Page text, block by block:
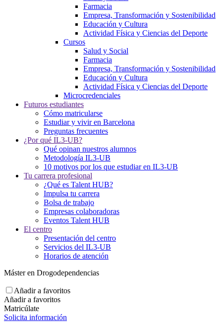
Farmacia
Empresa, Transformación y Sostenibilidad
Educación y Cultura
Actividad Física y Ciencias del Deporte
Cursos
Salud y Social
Farmacia
Empresa, Transformación y Sostenibilidad
Educación y Cultura
Actividad Física y Ciencias del Deporte
Microcredenciales
Futuros estudiantes
Cómo matricularse
Estudiar y vivir en Barcelona
Preguntas frecuentes
¿Por qué IL3-UB?
Qué opinan nuestros alumnos
Metodología IL3-UB
10 motivos por los que estudiar en IL3-UB
Tu carrera profesional
¿Qué es Talent HUB?
Impulsa tu carrera
Bolsa de trabajo
Empresas colaboradoras
Eventos Talent HUB
El centro
Presentación del centro
Servicios del IL3-UB
Horarios de atención
Máster en Drogodependencias
Añadir a favoritos
Añadir a favoritos
Matricúlate
Solicita información